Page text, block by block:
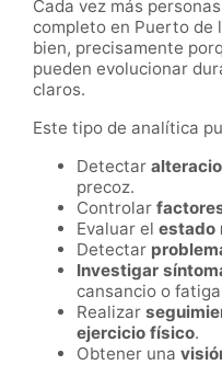
Cada vez más
completo en Puerto de
bien, precisamente
pueden evolucionar
claros.
Este tipo de analítica
Detectar
precoz.
Controlar
Evaluar el estado
Detectar
Investigar
cansancio o
Realizar
ejercicio físico.
Obtener una